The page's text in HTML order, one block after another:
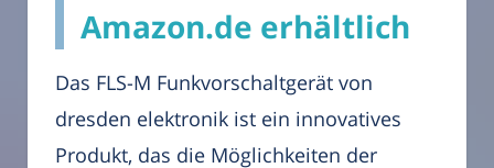
Amazon.de erhältlich
Das FLS-M Funkvorschaltgerät von
dresden elektronik ist ein innovatives
Produkt, das die Möglichkeiten der